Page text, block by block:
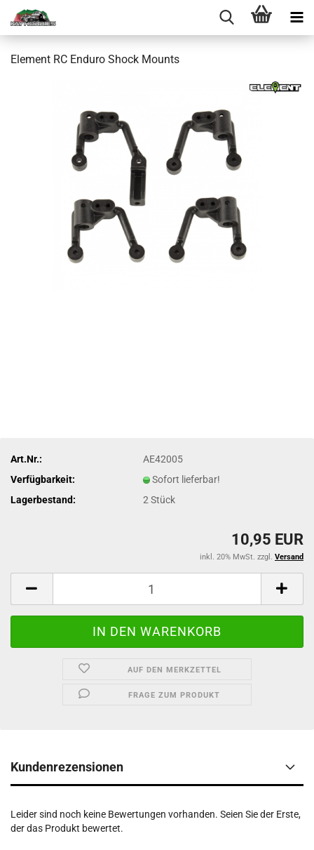
Element RC Enduro Shock Mounts
Art.Nr.:
AE42005
Verfügbarkeit:
Sofort lieferbar!
Lagerbestand:
2Stück
10,95 EUR
inkl. 20% MwSt. zzgl. Versand
AUF DEN MERKZETTEL
FRAGE ZUM PRODUKT
Kundenrezensionen
Leider sind noch keine Bewertungen vorhanden. Seien Sie der Erste,
der das Produkt bewertet.